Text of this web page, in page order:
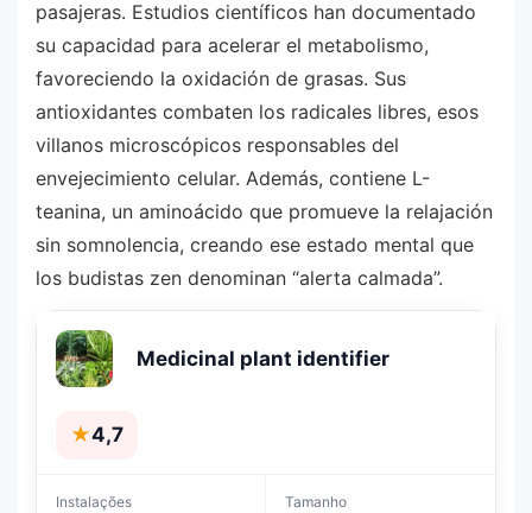
pasajeras. Estudios científicos han documentado
su capacidad para acelerar el metabolismo,
favoreciendo la oxidación de grasas. Sus
antioxidantes combaten los radicales libres, esos
villanos microscópicos responsables del
envejecimiento celular. Además, contiene L-
teanina, un aminoácido que promueve la relajación
sin somnolencia, creando ese estado mental que
los budistas zen denominan “alerta calmada”.
Medicinal plant identifier
★4,7
Instalações Tamanho